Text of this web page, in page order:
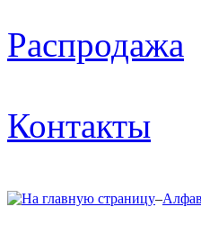
Распродажа
Контакты
–